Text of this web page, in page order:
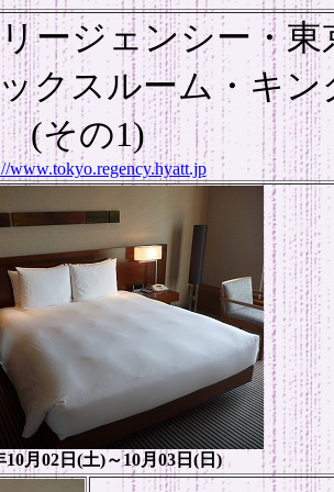
ージェンシー・東
クスルーム・キン
(その1)
www.tokyo.regency.hyatt.jp
10月02日(土)～10月03日(日)